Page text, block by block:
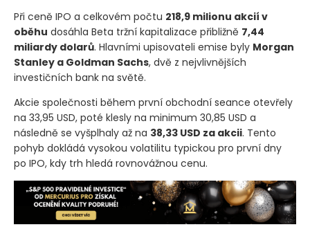
Při ceně IPO a celkovém počtu 218,9 milionu akcií v
oběhu dosáhla Beta tržní kapitalizace přibližně 7,44
miliardy dolarů. Hlavními upisovateli emise byly Morgan
Stanley a Goldman Sachs, dvě z nejvlivnějších
investičních bank na světě.
Akcie společnosti během první obchodní seance otevřely
na 33,95 USD, poté klesly na minimum 30,85 USD a
následně se vyšplhaly až na 38,33 USD za akcii. Tento
pohyb dokládá vysokou volatilitu typickou pro první dny
po IPO, kdy trh hledá rovnovážnou cenu.